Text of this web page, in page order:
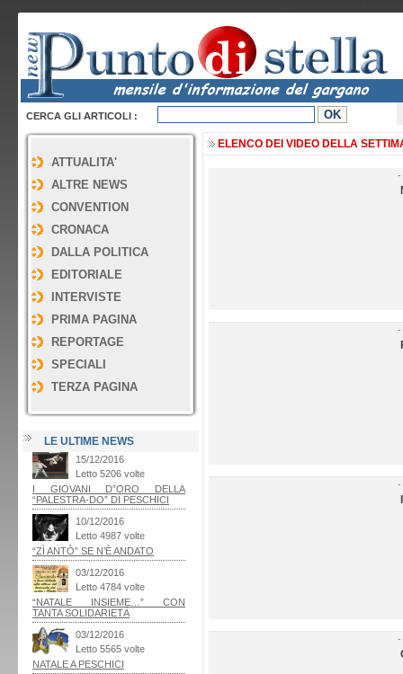
CERCA GLI ARTICOLI :
ATTUALITA'
ALTRE NEWS
CONVENTION
CRONACA
DALLA POLITICA
EDITORIALE
INTERVISTE
PRIMA PAGINA
REPORTAGE
SPECIALI
TERZA PAGINA
LE ULTIME NEWS
ELENCO DEI VIDEO DELLA
-
-
-
-